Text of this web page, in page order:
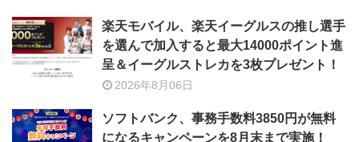
楽天モバイル、楽天イーグルスの推し選手
を選んで加入すると最大14000ポイント進
呈＆イーグルストレカを3枚プレゼント！
2026年8月06日
ソフトバンク、事務手数料3850円が無料
になるキャンペーンを8月末まで実施！